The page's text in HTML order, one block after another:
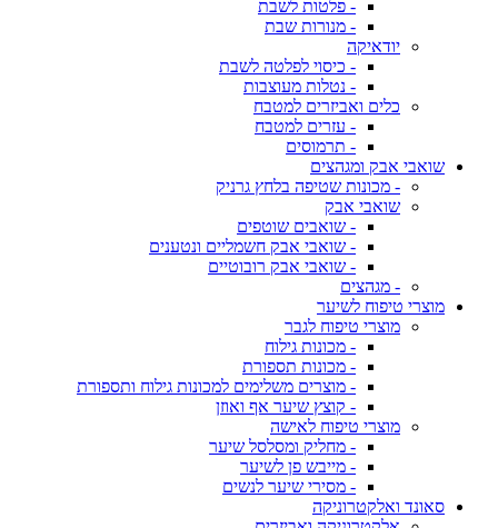
- פלטות לשבת
- מנורות שבת
יודאיקה
- כיסוי לפלטה לשבת
- נטלות מעוצבות
כלים ואביזרים למטבח
- עזרים למטבח
- תרמוסים
שואבי אבק ומגהצים
- מכונות שטיפה בלחץ גרניק
שואבי אבק
- שואבים שוטפים
- שואבי אבק חשמליים ונטענים
- שואבי אבק רובוטיים
- מגהצים
מוצרי טיפוח לשיער
מוצרי טיפוח לגבר
- מכונות גילוח
- מכונות תספורת
- מוצרים משלימים למכונות גילוח ותספורת
- קוצץ שיער אף ואוזן
מוצרי טיפוח לאישה
- מחליק ומסלסל שיער
- מייבש פן לשיער
- מסירי שיער לנשים
סאונד ואלקטרוניקה